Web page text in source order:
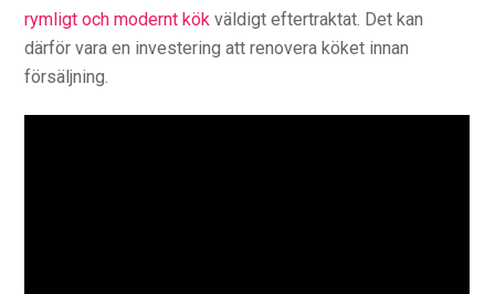
rymligt och modernt kök väldigt eftertraktat. Det kan
därför vara en investering att renovera köket innan
försäljning.